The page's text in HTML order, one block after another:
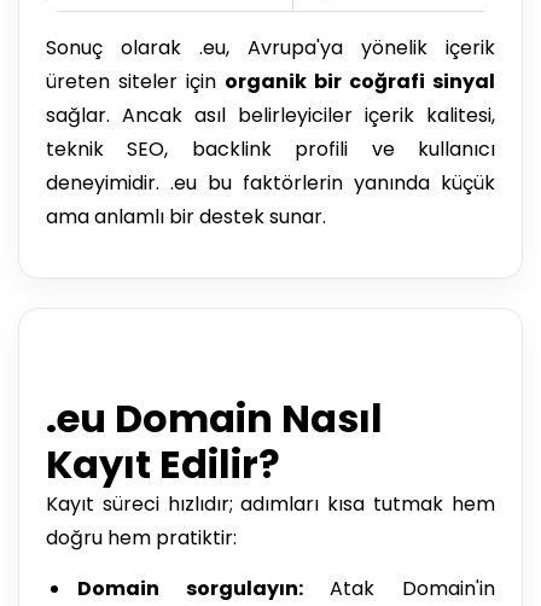
Sonuç olarak .eu, Avrupa'ya yönelik içerik
üreten siteler için organik bir coğrafi sinyal
sağlar. Ancak asıl belirleyiciler içerik kalitesi,
teknik SEO, backlink profili ve kullanıcı
deneyimidir. .eu bu faktörlerin yanında küçük
ama anlamlı bir destek sunar.
.eu Domain Nasıl
Kayıt Edilir?
Kayıt süreci hızlıdır; adımları kısa tutmak hem
doğru hem pratiktir:
Domain sorgulayın:Atak Domain'in